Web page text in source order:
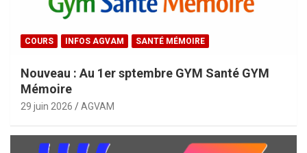
COURS INFOS AGVAM SANTÉ MÉMOIRE
Nouveau : Au 1er sptembre GYM Santé GYM
Mémoire
29 juin 2026 AGVAM